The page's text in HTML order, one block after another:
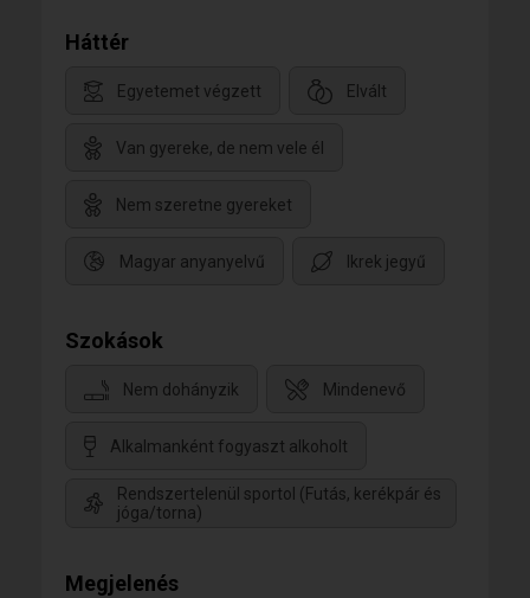
Háttér
Egyetemet végzett Elvált
Van gyereke, de nem vele él
Nem szeretne gyereket
Magyar anyanyelvű Ikrek jegyű
Szokások
Nem dohányzik Mindenevő
Alkalmanként fogyaszt alkoholt
Rendszertelenül sportol (Futás, kerékpár és
jóga/torna)
Megjelenés